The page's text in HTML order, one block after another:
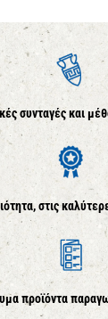
συνταγές και
στις
προϊόντα